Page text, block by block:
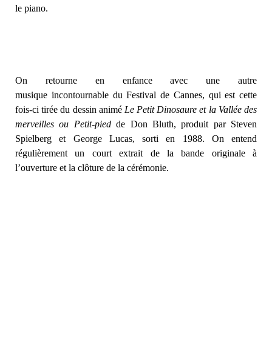
le piano.
On retourne en enfance avec une autre
musique incontournable du Festival de Cannes, qui est cette
fois-ci tirée du dessin animé Le Petit Dinosaure et la Vallée des
merveilles ou Petit-piedde Don Bluth, produit par Steven
Spielberg et George Lucas, sorti en 1988. On entend
régulièrement un court extrait de la bande originale à
l’ouverture et la clôture de la cérémonie.